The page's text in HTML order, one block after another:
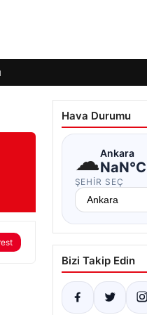
Hava Durumu
☁Ankara
NaN°C
ŞEHIR SEÇ
Bizi Takip Edin